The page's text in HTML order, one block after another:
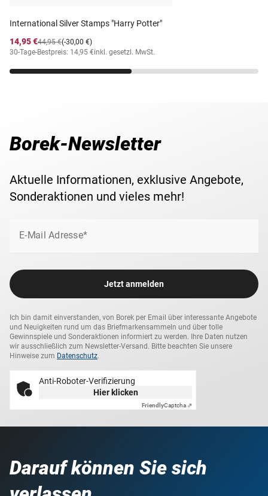
International Silver Stamps "Harry Potter"
14,95 €
(-30,00 €)
44,95 €
30-Tage-Bestpreis: 14,95 €inkl. gesetzl. MwSt.
Borek-Newsletter
Aktuelle Informationen, exklusive Angebote,
Sonderaktionen und vieles mehr!
E-Mail Adresse*
Jetzt anmelden
Ich bin damit einverstanden, von Borek per Email über interessante Angebote
und Neuigkeiten rund um das Briefmarkensammeln und über tolle
Gewinnspiele und Sonderaktionen informiert zu werden. Ihre Daten nutzen
wir ausschließlich zum Newsletter-Versand. Bitte beachten Sie unsere
Hinweise zum Datenschutz.
Anti-Roboter-Verifizierung
Hier klicken
FriendlyCaptcha ⇗
Darauf können Sie sich